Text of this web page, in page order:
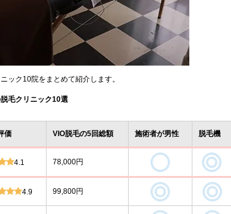
ック10院をまとめて紹介します。
毛クリニック10選
価 VIO脱毛の5回総額 施術者が男性
脱毛機
4.1 78,000円
4.9 99,800円